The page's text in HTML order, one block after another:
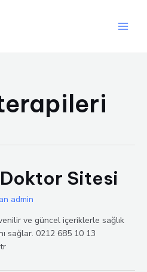
Sitesi
admin
ve güncel içeriklerle sağlık
sağlar. 0212 685 10 13